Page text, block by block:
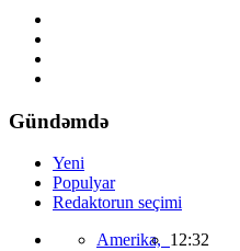
Gündəmdə
Yeni
Populyar
Redaktorun seçimi
Amerika, 12:32